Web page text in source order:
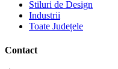
Stiluri de Design
Industrii
Toate Județele
Contact